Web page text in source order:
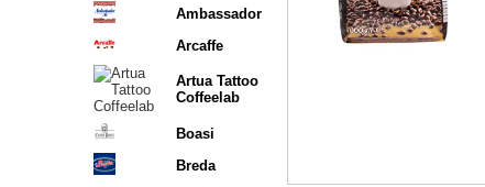
Ambassador
Arcaffe
Artua Tattoo
Coffeelab
Boasi
Breda